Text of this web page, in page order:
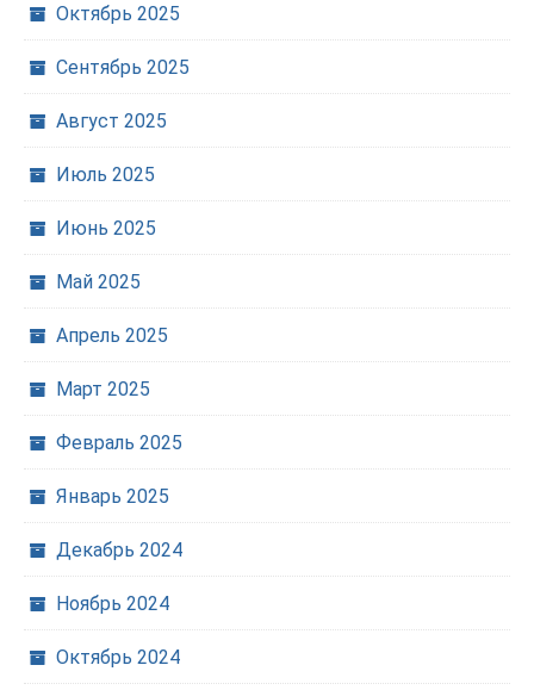
Октябрь 2025
Сентябрь 2025
Август 2025
Июль 2025
Июнь 2025
Май 2025
Апрель 2025
Март 2025
Февраль 2025
Январь 2025
Декабрь 2024
Ноябрь 2024
Октябрь 2024